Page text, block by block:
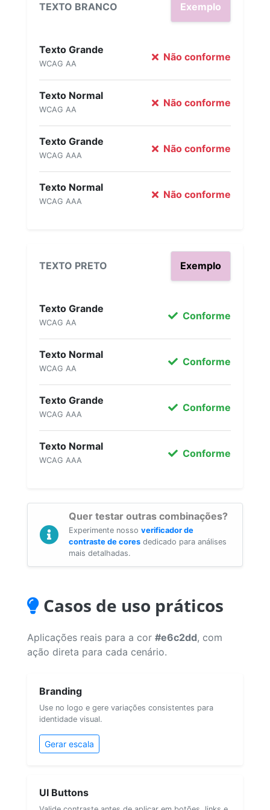
TEXTO BRANCO Exemplo
Texto Grande
WCAG AA
Não conforme
Texto Normal
WCAG AA
Não conforme
Texto Grande
WCAG AAA
Não conforme
Texto Normal
WCAG AAA
Não conforme
TEXTO PRETO Exemplo
Texto Grande
WCAG AA
Conforme
Texto Normal
WCAG AA
Conforme
Texto Grande
WCAG AAA
Conforme
Texto Normal
WCAG AAA
Conforme
Quer testar outras combinações?
Experimente nosso verificador de
contraste de cores dedicado para análises
mais detalhadas.
Casos de uso práticos
Aplicações reais para a cor #e6c2dd, com
ação direta para cada cenário.
Branding
Use no logo e gere variações consistentes para
identidade visual.
Gerar escala
UI Buttons